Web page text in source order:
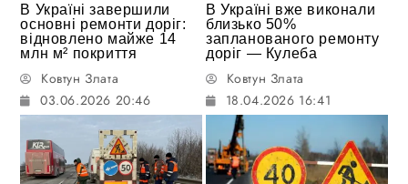
В Україні завершили
основні ремонти доріг:
відновлено майже 14
млн м² покриття
Ковтун Злата
03.06.2026 20:46
В Україні вже виконали
близько 50%
запланованого ремонту
доріг — Кулеба
Ковтун Злата
18.04.2026 16:41